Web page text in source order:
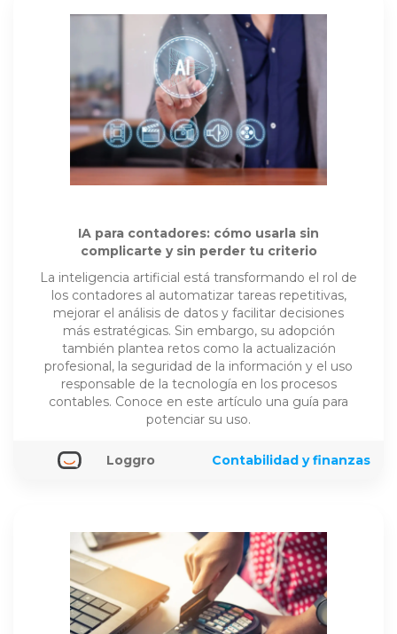
IA para contadores: cómo usarla sin
complicarte y sin perder tu criterio
La inteligencia artificial está transformando el rol de
los contadores al automatizar tareas repetitivas,
mejorar el análisis de datos y facilitar decisiones
más estratégicas. Sin embargo, su adopción
también plantea retos como la actualización
profesional, la seguridad de la información y el uso
responsable de la tecnología en los procesos
contables. Conoce en este artículo una guía para
potenciar su uso.
Loggro Contabilidad y finanzas